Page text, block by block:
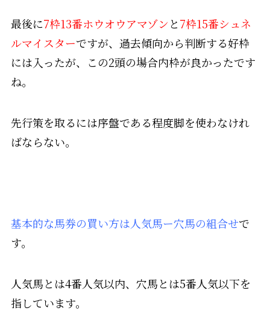
最後に7枠13番ホウオウアマゾン と7枠15番シュネ
ルマイスターですが、過去傾向から判断する好枠
には入ったが、この2頭の場合内枠が良かったです
ね。
先行策を取るには序盤である程度脚を使わなけれ
ばならない。
基本的な馬券の買い方は人気馬ー穴馬の組合せで
す。
人気馬とは4番人気以内、穴馬とは5番人気以下を
指しています。